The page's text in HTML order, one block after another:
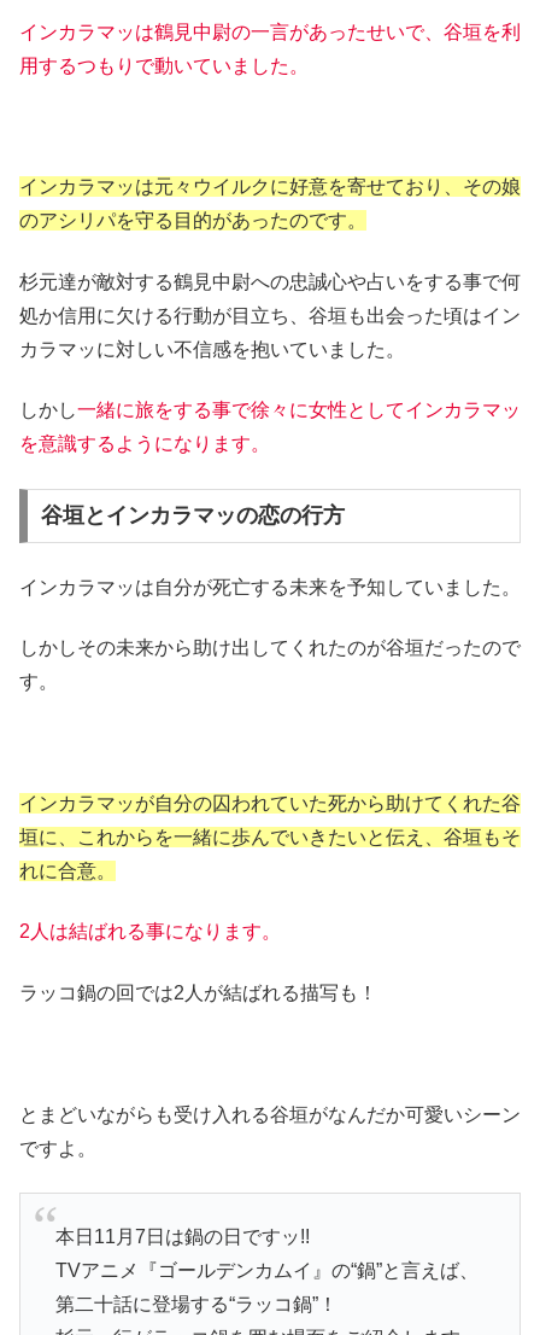
インカラマッは鶴見中尉の一言があったせいで、谷垣を利
用するつもりで動いていました。
インカラマッは元々ウイルクに好意を寄せており、その娘
のアシリパを守る目的があったのです。
杉元達が敵対する鶴見中尉への忠誠心や占いをする事で何
処か信用に欠ける行動が目立ち、谷垣も出会った頃はイン
カラマッに対しい不信感を抱いていました。
しかし一緒に旅をする事で徐々に女性としてインカラマッ
を意識するようになります。
谷垣とインカラマッの恋の行方
インカラマッは自分が死亡する未来を予知していました。
しかしその未来から助け出してくれたのが谷垣だったので
す。
インカラマッが自分の囚われていた死から助けてくれた谷
垣に、これからを一緒に歩んでいきたいと伝え、谷垣もそ
れに合意。
2人は結ばれる事になります。
ラッコ鍋の回では2人が結ばれる描写も！
とまどいながらも受け入れる谷垣がなんだか可愛いシーン
ですよ。
本日11月7日は鍋の日ですッ!!
TVアニメ『ゴールデンカムイ』の“鍋”と言えば、
第二十話に登場する“ラッコ鍋”！